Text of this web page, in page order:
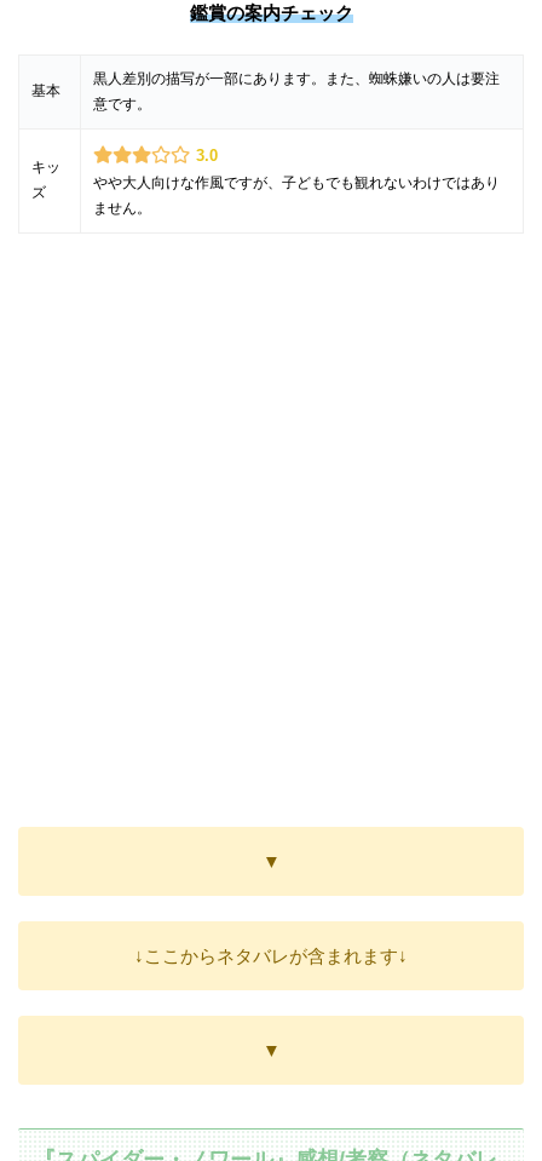
鑑賞の案内チェック
基本
黒人差別の描写が一部にあります。また、蜘蛛嫌いの人は要注
意です。
キッ
ズ
3.0
やや大人向けな作風ですが、子どもでも観れないわけではあり
ません。
▼
↓ここからネタバレが含まれます↓
▼